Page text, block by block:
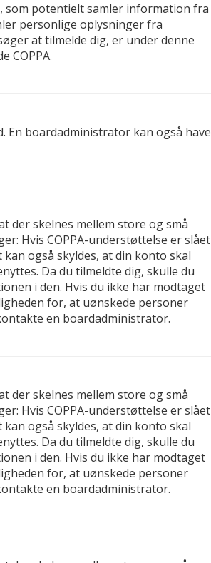
som potentielt samler information fra
personlige oplysninger fra
at tilmelde dig, er under denne
COPPA.
En boardadministrator kan også have
der skelnes mellem store og små
Hvis COPPA-understøttelse er slået
også skyldes, at din konto skal
Da du tilmeldte dig, skulle du
i den. Hvis du ikke har modtaget
for, at uønskede personer
en boardadministrator.
der skelnes mellem store og små
Hvis COPPA-understøttelse er slået
også skyldes, at din konto skal
Da du tilmeldte dig, skulle du
i den. Hvis du ikke har modtaget
for, at uønskede personer
en boardadministrator.